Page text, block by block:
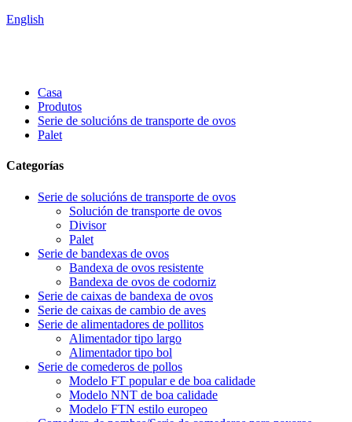
English
Casa
Produtos
Serie de solucións de transporte de ovos
Palet
Categorías
Serie de solucións de transporte de ovos
Solución de transporte de ovos
Divisor
Palet
Serie de bandexas de ovos
Bandexa de ovos resistente
Bandexa de ovos de codorniz
Serie de caixas de bandexa de ovos
Serie de caixas de cambio de aves
Serie de alimentadores de pollitos
Alimentador tipo largo
Alimentador tipo bol
Serie de comederos de pollos
Modelo FT popular e de boa calidade
Modelo NNT de boa calidade
Modelo FTN estilo europeo